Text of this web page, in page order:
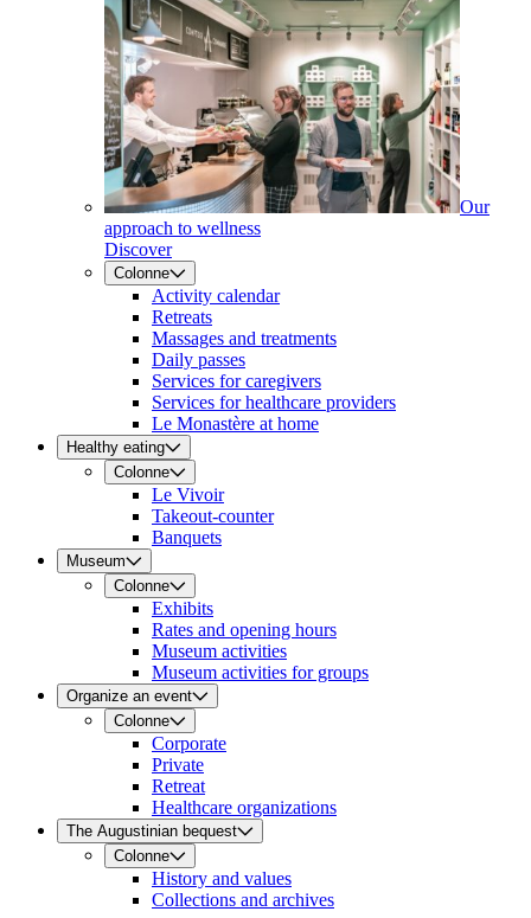
Our
approach to wellness
Discover
Colonne
Activity calendar
Retreats
Massages and treatments
Daily passes
Services for caregivers
Services for healthcare providers
Le Monastère at home
Healthy eating
Colonne
Le Vivoir
Takeout-counter
Banquets
Museum
Colonne
Exhibits
Rates and opening hours
Museum activities
Museum activities for groups
Organize an event
Colonne
Corporate
Private
Retreat
Healthcare organizations
The Augustinian bequest
Colonne
History and values
Collections and archives